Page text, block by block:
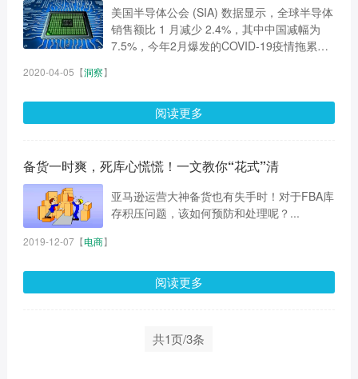
美国半导体公会 (SIA) 数据显示，全球半导体
销售额比 1 月减少 2.4%，其中中国减幅为
7.5%，今年2月爆发的COVID-19疫情拖累中
2020-04-05 【洞察】
阅读更多
备货一时爽，死库心慌慌！一文教你“花式”清
亚马逊运营大神备货也有失手时！对于FBA库
存积压问题，该如何预防和处理呢？...
2019-12-07【电商】
阅读更多
共1页/3条